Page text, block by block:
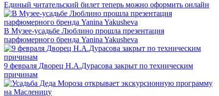
Единый читательский билет теперь можно оформить онлайн
В Музее-усадьбе Люблино прошла презентация
парфюмерного бренда Yanina Yakusheva
9 февраля Дворец Н.А.Дурасова закрыт по техническим
причинам